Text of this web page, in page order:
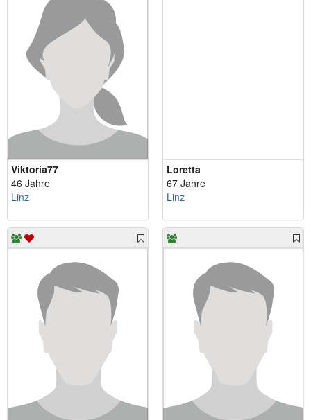
Viktoria77
46 Jahre
Linz
Loretta
67 Jahre
Linz